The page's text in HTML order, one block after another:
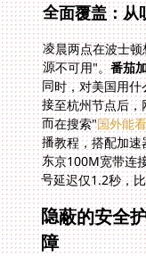
全面覆盖：从
凌晨两点在波士
源不可用"。番茄
而在搜索"国外能
号延迟仅1.2秒，
隐蔽的安全
障